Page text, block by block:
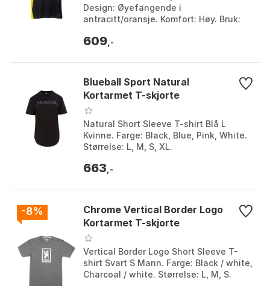
Design: Øyefangende i
antracitt/oransje. Komfort: Høy. Bruk:
Anthracite / orange, Anthracite ...
609 ,-
Blueball Sport Natural
Kortarmet T-skjorte
Natural Short Sleeve T-shirt Blå L
Kvinne. Farge: Black, Blue, Pink, White.
Størrelse: L, M, S, XL.
663 ,-
-8%
Chrome Vertical Border Logo
Kortarmet T-skjorte
Vertical Border Logo Short Sleeve T-
shirt Svart S Mann. Farge: Black / white,
Charcoal / white. Størrelse: L, M, S.